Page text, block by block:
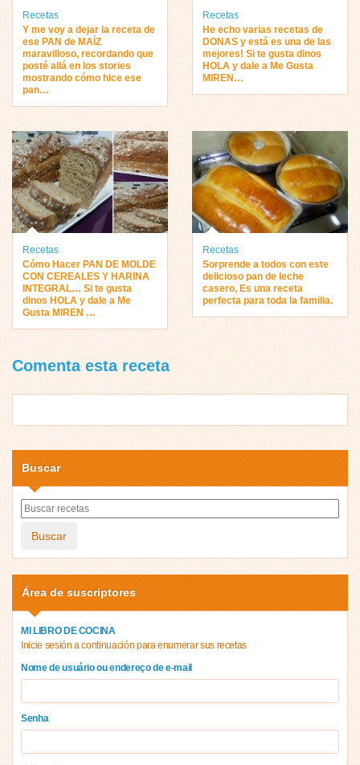
Recetas
Y me voy a dejar la receta de
ese PAN de MAÍZ
maravilloso, recordando que
posté allá en los stories
mostrando cómo hice ese
pan…
Recetas
He echo varias recetas de
DONAS y está es una de las
mejores! Si te gusta dinos
HOLA y dale a Me Gusta
MIREN…
Recetas
Cómo Hacer PAN DE MOLDE
CON CEREALES Y HARINA
INTEGRAL… Si te gusta
dinos HOLA y dale a Me
Gusta MIREN …
Recetas
Sorprende a todos con este
delicioso pan de leche
casero, Es una receta
perfecta para toda la familia.
Comenta esta receta
Buscar
Buscar
Área de suscriptores
MI LIBRO DE COCINA
Inicie sesión a continuación para enumerar sus recetas
Nome de usuário ou endereço de e-mail
Senha